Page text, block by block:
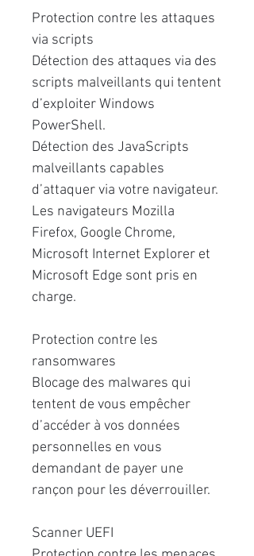
Protection contre les attaques
via scripts
Détection des attaques via des
scripts malveillants qui tentent
d’exploiter Windows
PowerShell.
Détection des JavaScripts
malveillants capables
d’attaquer via votre navigateur.
Les navigateurs Mozilla
Firefox, Google Chrome,
Microsoft Internet Explorer et
Microsoft Edge sont pris en
charge.
Protection contre les
ransomwares
Blocage des malwares qui
tentent de vous empêcher
d’accéder à vos données
personnelles en vous
demandant de payer une
rançon pour les déverrouiller.
Scanner UEFI